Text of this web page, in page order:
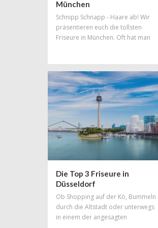
München
Schnipp Schnapp - Haare ab! Wir
präsentieren euch die tollsten
Friseure in München. Oft hat man
Rechnung tragen, als mit einer total
schicken, neuen Trendfrisur!
Friseursalons gibt es in München zu
Hauf aber welcher ist der richtige?
Unsere Liste an Top-Friseuren
erleichtert euch die Qual der Wahl.
Die Top 3 Friseure in
Düsseldorf
Ob Shopping auf der Kö, Bummeln
durch die Altstadt oder unterwegs
in einem der angesagten